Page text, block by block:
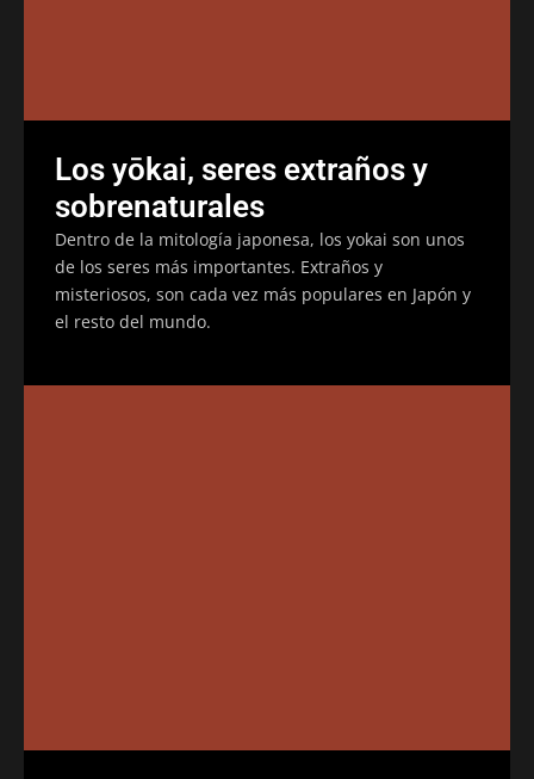
Los yōkai, seres extraños y
sobrenaturales
Dentro de la mitología japonesa, los yokai son unos
de los seres más importantes. Extraños y
misteriosos, son cada vez más populares en Japón y
el resto del mundo.